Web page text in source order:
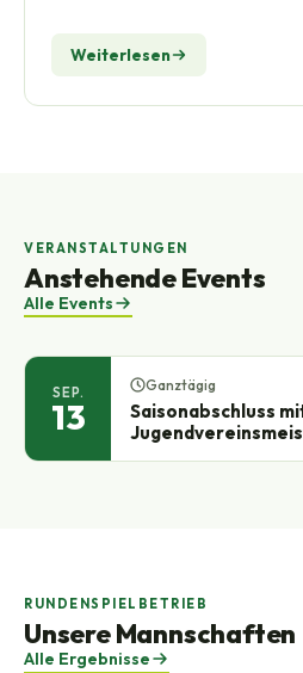
Weiterlesen
VERANSTALTUNGEN
Anstehende Events
Alle Events
SEP.
13
Ganztägig
Saisonabschluss
RUNDENSPIELBETRIEB
Unsere Mannschaften
Alle Ergebnisse